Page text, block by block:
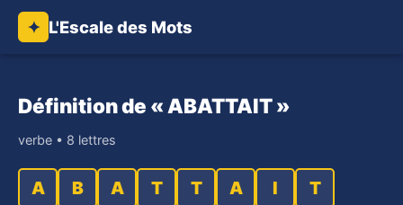
✦ L'Escale des Mots
Définition de « ABATTAIT »
verbe • 8 lettres
A B A T T A I T